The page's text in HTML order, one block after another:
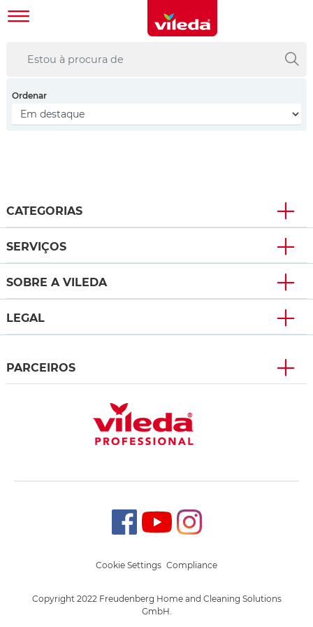
Ordenar
CATEGORIAS
SERVIÇOS
SOBRE A VILEDA
LEGAL
PARCEIROS
Copyright 2022 Freudenberg Home and Cleaning Solutions
GmbH.
Cookie Settings Compliance